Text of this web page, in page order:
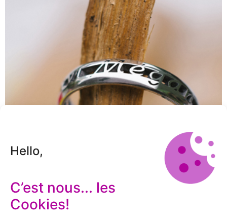
Hello,
C’est nous... les
Cookies!
Jean-François